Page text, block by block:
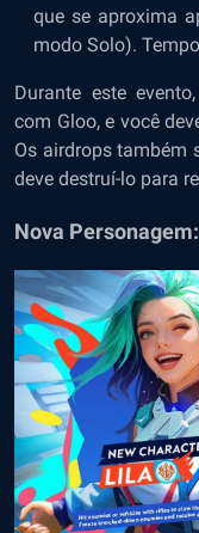
que se aproxima
modo Solo).
Durante este
com Gloo, e você
Os airdrops também
deve destruí-lo para
Nova